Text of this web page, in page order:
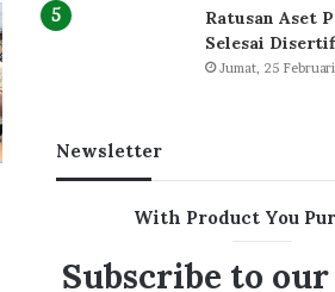
Ratusan Aset
Selesai
Jumat, 25
Newsletter
With Product You
Subscribe to